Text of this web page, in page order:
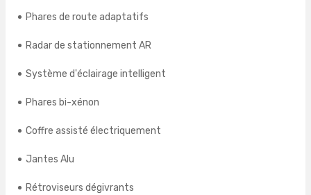
Phares de route adaptatifs
Radar de stationnement AR
Système d'éclairage intelligent
Phares bi-xénon
Coffre assisté électriquement
Jantes Alu
Rétroviseurs dégivrants